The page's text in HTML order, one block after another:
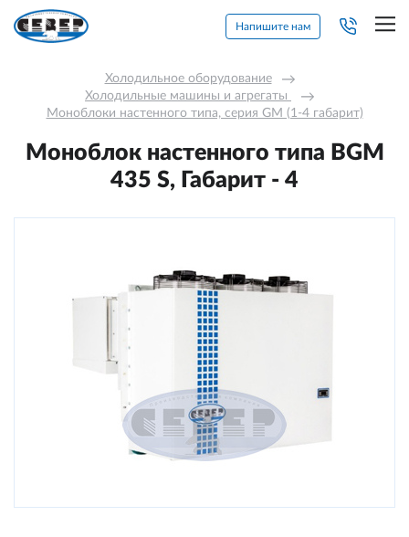
Напишите нам
Холодильное оборудование →
Холодильные машины и агрегаты →
Моноблоки настенного типа, серия GM (1-4 габарит)
Моноблок настенного типа BGM
435 S, Габарит - 4